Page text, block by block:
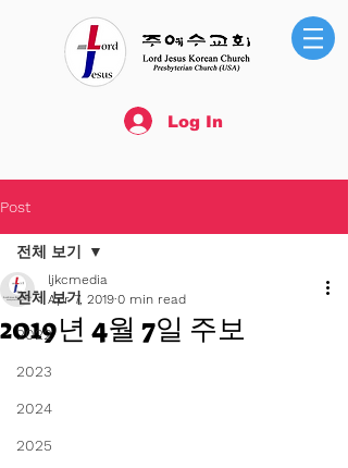
Log In
Post
전체 보기
2022
2023
2024
2025
전체 보기
2019년 4월 7일 주보
ljkcmedia
Apr 7, 2019 0 min read